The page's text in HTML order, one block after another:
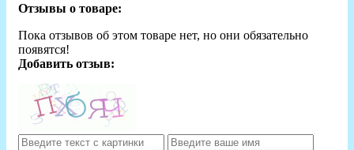
Отзывы о товаре:
Пока отзывов об этом товаре нет, но они обязательно
появятся!
Добавить отзыв: